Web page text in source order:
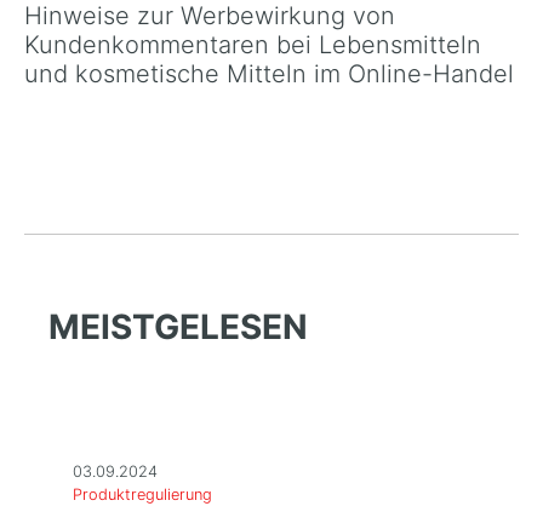
Hinweise zur Werbewirkung von
Kundenkommentaren bei Lebensmitteln
und kosmetische Mitteln im Online-Handel
MEISTGELESEN
03.09.2024
Produktregulierung